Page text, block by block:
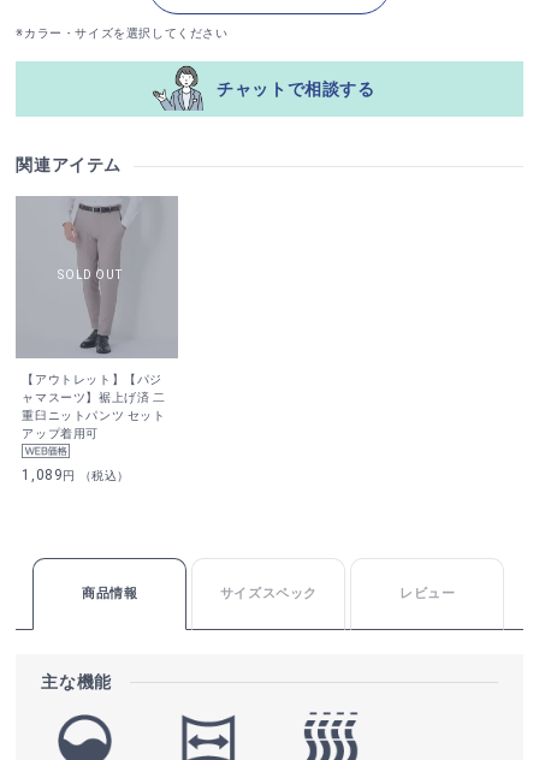
※カラー・サイズを選択してください
チャットで相談する
関連アイテム
【アウトレット】【パジ
ャマスーツ】裾上げ済 二
重臼ニットパンツ セット
アップ着用可
1,089円 （税込）
商品情報 サイズスペック レビュー
主な機能